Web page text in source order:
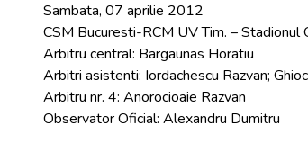
Sambata, 07 aprilie 2012
CSM Bucuresti-RCM UV Tim. –
Arbitru central: Bargaunas Horatiu
Arbitri asistenti: Iordachescu Razvan;
Arbitru nr. 4: Anorocioaie Razvan
Observator Oficial: Alexandru Dumitru